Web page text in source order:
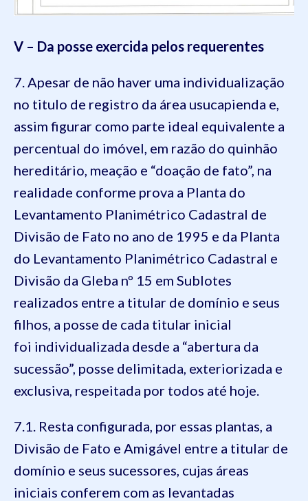
V – Da posse exercida pelos requerentes
7. Apesar de não haver uma individualização
no titulo de registro da área usucapienda e,
assim figurar como parte ideal equivalente a
percentual do imóvel, em razão do quinhão
hereditário, meação e “doação de fato”, na
realidade conforme prova a Planta do
Levantamento Planimétrico Cadastral de
Divisão de Fato no ano de 1995 e da Planta
do Levantamento Planimétrico Cadastral e
Divisão da Gleba nº 15 em Sublotes
realizados entre a titular de domínio e seus
filhos, a posse de cada titular inicial
foi individualizada desde a “abertura da
sucessão”, posse delimitada, exteriorizada e
exclusiva, respeitada por todos até hoje.
7.1. Resta configurada, por essas plantas, a
Divisão de Fato e Amigável entre a titular de
domínio e seus sucessores, cujas áreas
iniciais conferem com as levantadas